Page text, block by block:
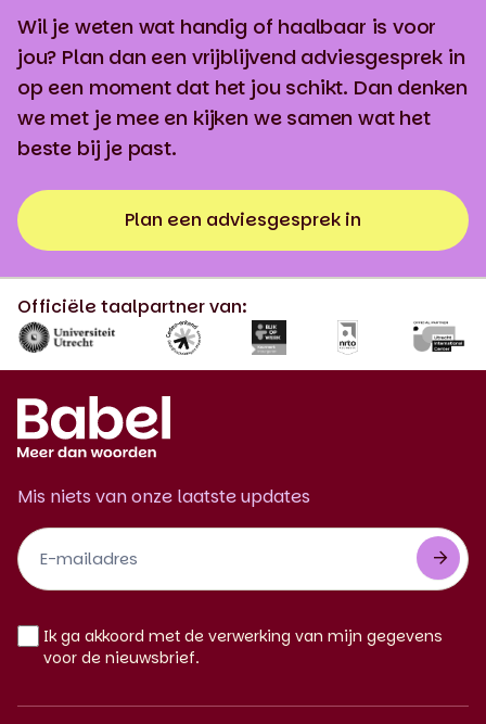
Wil je weten wat handig of haalbaar is voor
jou? Plan dan een vrijblijvend adviesgesprek in
op een moment dat het jou schikt. Dan denken
we met je mee en kijken we samen wat het
beste bij je past.
Plan een adviesgesprek in
Officiële taalpartner van:
Mis niets van onze laatste updates
Footer
Newsletter
NL
Ik ga akkoord met de verwerking van mijn gegevens
voor de nieuwsbrief.